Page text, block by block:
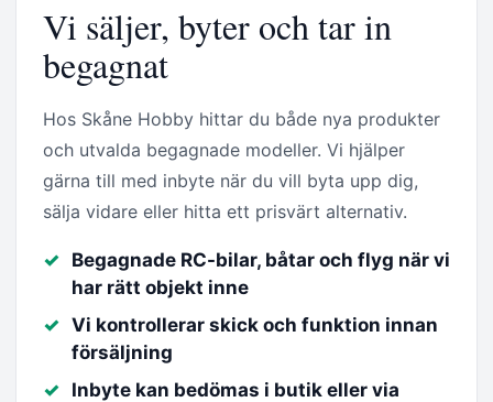
Vi säljer, byter och tar in
begagnat
Hos Skåne Hobby hittar du både nya produkter
och utvalda begagnade modeller. Vi hjälper
gärna till med inbyte när du vill byta upp dig,
sälja vidare eller hitta ett prisvärt alternativ.
Begagnade RC-bilar, båtar och flyg när vi
har rätt objekt inne
Vi kontrollerar skick och funktion innan
försäljning
Inbyte kan bedömas i butik eller via